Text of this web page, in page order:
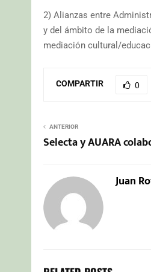
2) Alianzas entre
y del ámbito de la
mediación cultural/
COMPARTIR 0
ANTERIOR
Selecta y AUARA
Juan